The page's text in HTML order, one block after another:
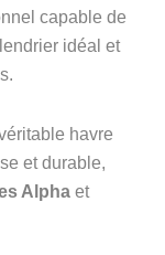
capable de
idéal et
havre
et durable,
Alpha et